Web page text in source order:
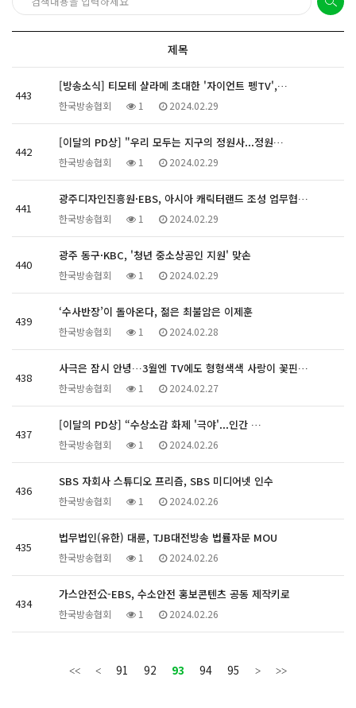
제목
443
[방송소식] 티모테 샬라메 초대한 '자이언트 펭TV',…
한국방송협회 1 2024.02.29
442
[이달의 PD상] "우리 모두는 지구의 정원사...정원…
한국방송협회 1 2024.02.29
441
광주디자인진흥원·EBS, 아시아 캐릭터랜드 조성 업무협…
한국방송협회 1 2024.02.29
440
광주 동구·KBC, '청년 중소상공인 지원' 맞손
한국방송협회 1 2024.02.29
439
‘수사반장’이 돌아온다, 젊은 최불암은 이제훈
한국방송협회 1 2024.02.28
438
사극은 잠시 안녕…3월엔 TV에도 형형색색 사랑이 꽃핀…
한국방송협회 1 2024.02.27
437
[이달의 PD상] “수상소감 화제 '극야'...인간 …
한국방송협회 1 2024.02.26
436
SBS 자회사 스튜디오 프리즘, SBS 미디어넷 인수
한국방송협회 1 2024.02.26
435
법무법인(유한) 대륜, TJB대전방송 법률자문 MOU
한국방송협회 1 2024.02.26
434
가스안전公-EBS, 수소안전 홍보콘텐츠 공동 제작키로
한국방송협회 1 2024.02.26
91 92 93 94 95